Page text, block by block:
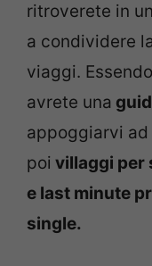
ritroverete in
a condividere
viaggi.
avrete una
appoggiarvi ad
poi villaggi per
e last minute
single.